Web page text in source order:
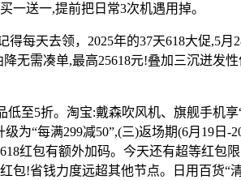
一送一,提前把日常3次机遇用掉。
天去领，2025年的37天618大促,5月
无需凑单,最高25618元!叠加三沉迸发
5折。淘宝:戴森吹风机、旗舰手机享
为“每满299减50”,(三)返场期(6月19日-
红包有额外加码。今天还有超等红包
包!省钱力度远超其他节点。日用百货“